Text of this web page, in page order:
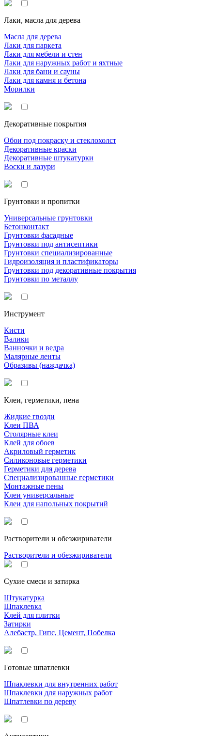
Лаки, масла для дерева
Масла для дерева
Лаки для паркета
Лаки для мебели и стен
Лаки для наружных работ и яхтные
Лаки для бани и сауны
Лаки для камня и бетона
Морилки
Декоративные покрытия
Обои под покраску и стеклохолст
Декоративные краски
Декоративные штукатурки
Воски и лазури
Грунтовки и пропитки
Универсальные грунтовки
Бетонконтакт
Грунтовки фасадные
Грунтовки под антисептики
Грунтовки специализированные
Гидроизоляция и пластификаторы
Грунтовки под декоративные покрытия
Грунтовки по металлу
Инструмент
Кисти
Валики
Ванночки и ведра
Малярные ленты
Образивы (наждачка)
Клеи, герметики, пена
Жидкие гвозди
Клеи ПВА
Столярные клеи
Клей для обоев
Акриловый герметик
Силиконовые герметики
Герметики для дерева
Специализированные герметики
Монтажные пены
Клеи универсальные
Клеи для напольных покрытий
Растворители и обезжириватели
Растворители и обезжириватели
Сухие смеси и затирка
Штукатурка
Шпаклевка
Клей для плитки
Затирки
Алебастр, Гипс, Цемент, Побелка
Готовые шпатлевки
Шпаклевки для внутренних работ
Шпаклевки для наружных работ
Шпатлевки по дереву